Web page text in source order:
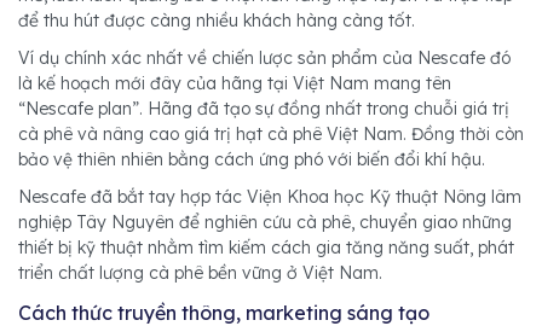
để thu hút được càng nhiều khách hàng càng tốt.
Ví dụ chính xác nhất về chiến lược sản phẩm của Nescafe đó
là kế hoạch mới đây của hãng tại Việt Nam mang tên
“Nescafe plan”. Hãng đã tạo sự đồng nhất trong chuỗi giá trị
cà phê và nâng cao giá trị hạt cà phê Việt Nam. Đồng thời còn
bảo vệ thiên nhiên bằng cách ứng phó với biến đổi khí hậu.
Nescafe đã bắt tay hợp tác Viện Khoa học Kỹ thuật Nông lâm
nghiệp Tây Nguyên để nghiên cứu cà phê, chuyển giao những
thiết bị kỹ thuật nhằm tìm kiếm cách gia tăng năng suất, phát
triển chất lượng cà phê bền vững ở Việt Nam.
Cách thức truyền thông, marketing sáng tạo